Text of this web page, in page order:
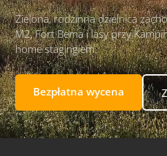
Zielona, rodzinna dzielnica
M2, Fort Bema i lasy przy
home stagingiem.
Bezpłatna wycena